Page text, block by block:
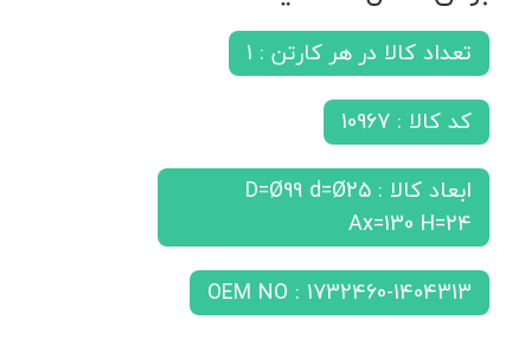
تعداد کالا در هر کارتن : 1
کد کالا : 10967
ابعاد کالا : D=Ø99 d=Ø25
Ax=130 H=24
OEM NO : 1732460-1404313